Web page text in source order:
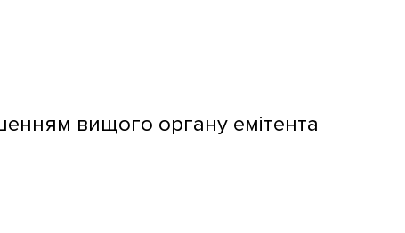
вищого органу емітента